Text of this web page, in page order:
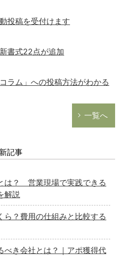
投稿を受付けます
書式22点が追加
ラム」への投稿方法がわかる
一覧へ
記事
は？ 営業現場で実践できる
解説
ら？費用の仕組みと比較する
べき会社とは？｜アポ獲得代